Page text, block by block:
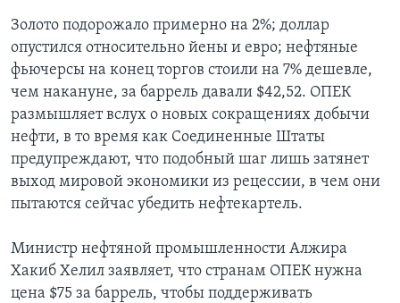
Языки
Золото подорожало примерно на 2%; доллар
опустился относительно йены и евро; нефтяные
фьючерсы на конец торгов стоили на 7% дешевле,
чем накануне, за баррель давали $42,52. ОПЕК
размышляет вслух о новых сокращениях добычи
нефти, в то время как Соединенные Штаты
предупреждают, что подобный шаг лишь затянет
выход мировой экономики из рецессии, в чем они
пытаются сейчас убедить нефтекартель.
Министр нефтяной промышленности Алжира
Хакиб Хелил заявляет, что странам ОПЕК нужна
цена $75 за баррель, чтобы поддерживать